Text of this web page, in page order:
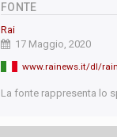
FONTE
Rai
17 Maggio, 2020
La fonte rappresenta lo